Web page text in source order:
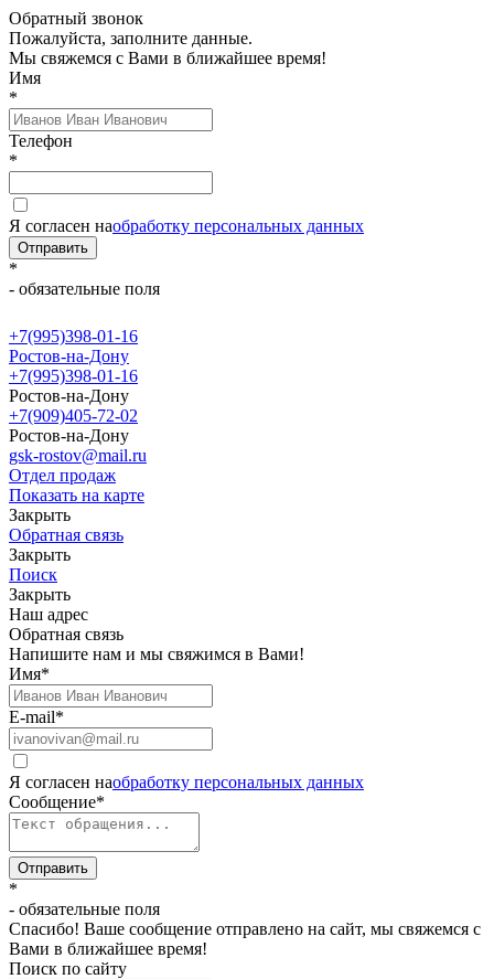
Обратный звонок
Пожалуйста, заполните данные.
Мы свяжемся с Вами в ближайшее время!
Имя
*
Телефон
*
Я согласен наобработку персональных данных
Отправить
*
- обязательные поля
+7(995)398-01-16
Ростов-на-Дону
+7(995)398-01-16
Ростов-на-Дону
+7(909)405-72-02
Ростов-на-Дону
gsk-rostov@mail.ru
Отдел продаж
Показать на карте
Закрыть
Обратная связь
Закрыть
Поиск
Закрыть
Наш адрес
Обратная связь
Напишите нам и мы свяжимся в Вами!
Имя*
E-mail*
Я согласен наобработку персональных данных
Сообщение*
Отправить
*
- обязательные поля
Спасибо! Ваше сообщение отправлено на сайт, мы свяжемся с
Вами в ближайшее время!
Поиск по сайту